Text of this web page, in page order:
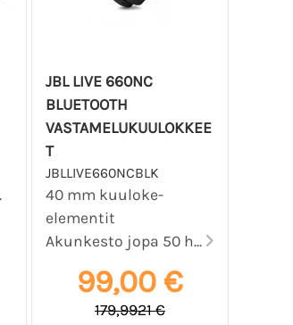
JBL LIVE 660NC
BLUETOOTH
VASTAMELUKUULOKKEE
T
JBLLIVE660NCBLK
40 mm kuuloke-
elementit
Akunkesto jopa 50 h...
99,00 €
179,9921 €